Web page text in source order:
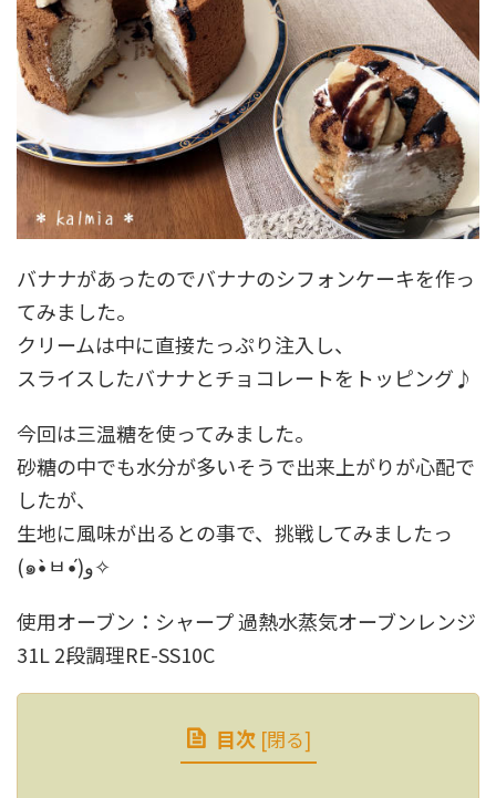
バナナがあったのでバナナのシフォンケーキを作っ
てみました。
クリームは中に直接たっぷり注入し、
スライスしたバナナとチョコレートをトッピング♪
今回は三温糖を使ってみました。
砂糖の中でも水分が多いそうで出来上がりが心配で
したが、
生地に風味が出るとの事で、挑戦してみましたっ
(๑•̀ㅂ•́)و✧
使用オーブン：シャープ 過熱水蒸気オーブンレンジ
31L 2段調理RE-SS10C
目次 [閉る]